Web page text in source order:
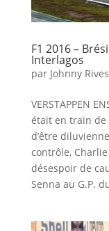
F1 2016 –
Interlagos
par Johnny Rives
VERSTAPPEN
était en train de
d’être
contrôle,
désespoir de
Senna au G.P.